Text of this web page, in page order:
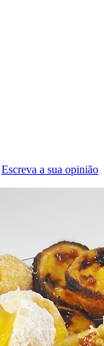
Escreva a sua opinião